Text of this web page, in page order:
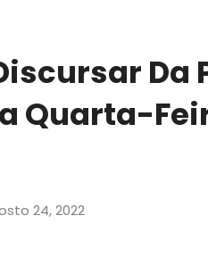
Da
Quarta-
24, 2022